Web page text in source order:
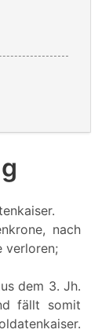
nach
verloren;
dem 3. Jh.
fällt somit